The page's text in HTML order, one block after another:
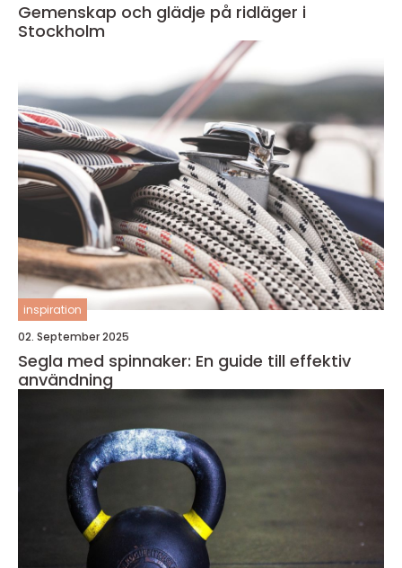
Gemenskap och glädje på ridläger i
Stockholm
inspiration
02. September 2025
Segla med spinnaker: En guide till effektiv
användning